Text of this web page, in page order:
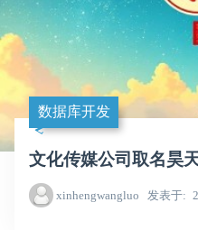
数据库开发
文化传媒公司取名昊
xinhengwangluo 发表于